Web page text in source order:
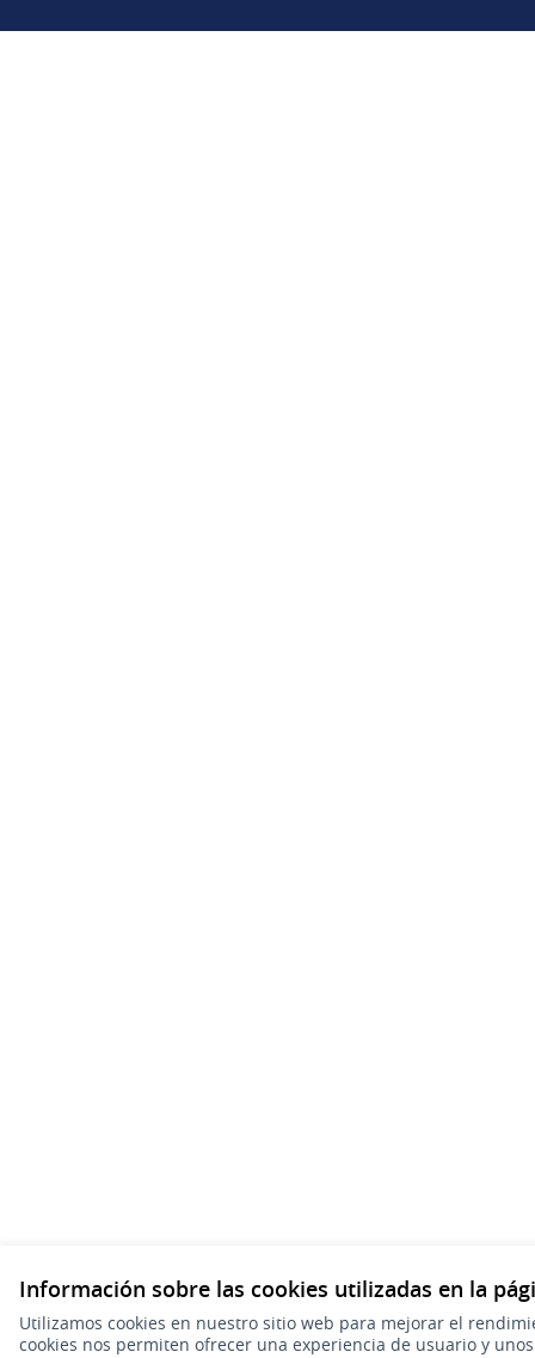
Información sobre las cookies utilizadas en la
Utilizamos cookies en nuestro sitio web para mejorar el
cookies nos permiten ofrecer una experiencia de usuario y